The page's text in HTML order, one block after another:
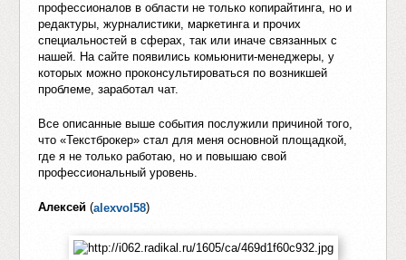
профессионалов в области не только копирайтинга, но и
редактуры, журналистики, маркетинга и прочих
специальностей в сферах, так или иначе связанных с
нашей. На сайте появились комьюнити-менеджеры, у
которых можно проконсультироваться по возникшей
проблеме, заработал чат.
Все описанные выше события послужили причиной того,
что «Текстброкер» стал для меня основной площадкой,
где я не только работаю, но и повышаю свой
профессиональный уровень.
Алексей (alexvol58)